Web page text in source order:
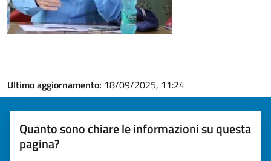
Ultimo aggiornamento: 18/09/2025, 11:24
Quanto sono chiare le informazioni su questa
pagina?